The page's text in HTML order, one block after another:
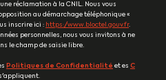
réclamation à la CNIL. Nous vous
au démarchage téléphonique «
inscrire ici : https://www.bloctel.gouv.fr.
personnelles, nous vous invitons à ne
le champ de saisie libre.
Politiques de Confidentialité et es C